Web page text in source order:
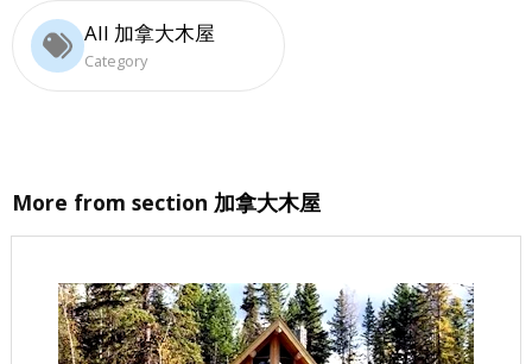
All 加拿大木屋
Category
More from section 加拿大木屋